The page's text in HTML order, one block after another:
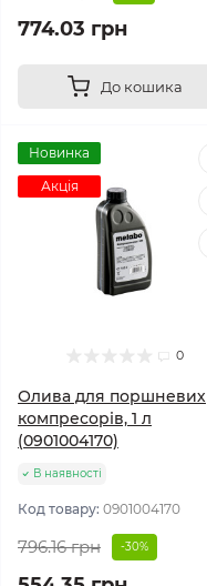
774.03 грн
До кошика
Новинка
Акція
0
Олива для поршневих
компресорів, 1 л
(0901004170)
В наявності
Код товару: 0901004170
796.16 грн -30%